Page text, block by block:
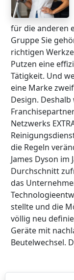
für die anderen
Gruppe Sie
richtigen
Putzen eine
Tätigkeit. Und
eine Marke
Design.
Netzwerks
die Regeln
James Dyson im
Durchschnitt
das
stellte und die
völlig neu
Geräte mit
Beutelwechsel.